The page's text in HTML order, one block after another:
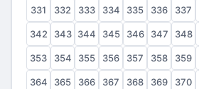
331 332 333 334 335 336 337
342 343 344 345 346 347 348
353 354 355 356 357 358 359
364 365 366 367 368 369 370